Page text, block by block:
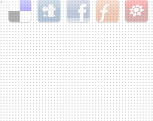
Delicious Digg Facebook Furl StudiVZ